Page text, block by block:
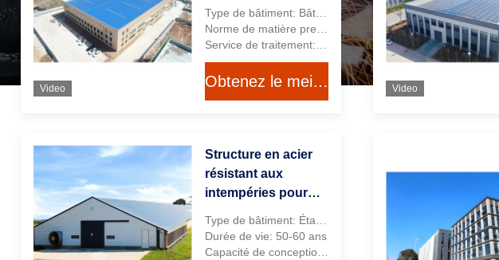
Video
moderne
personnalisé
Type de bâtiment: Bâtiment Industriel Atelier
Obtenez le meilleur prix Video
Structure en acier
résistant aux
intempéries pour
bâtiments d'atelier
préfabriqués
d'élevage de
Durée de vie: 50-60 ans